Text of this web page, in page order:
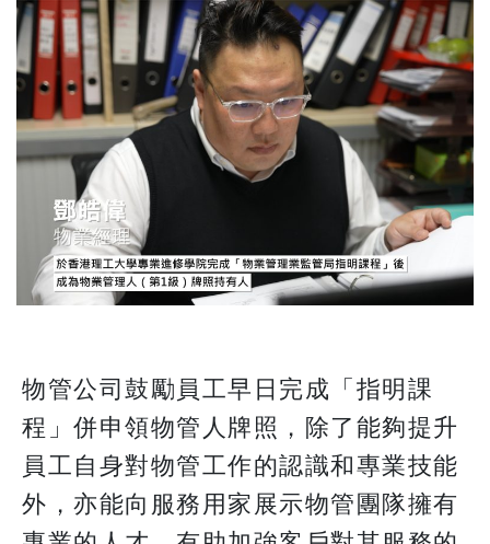
物管公司鼓勵員工早日完成「指明課
程」併申領物管人牌照，除了能夠提升
員工自身對物管工作的認識和專業技能
外，亦能向服務用家展示物管團隊擁有